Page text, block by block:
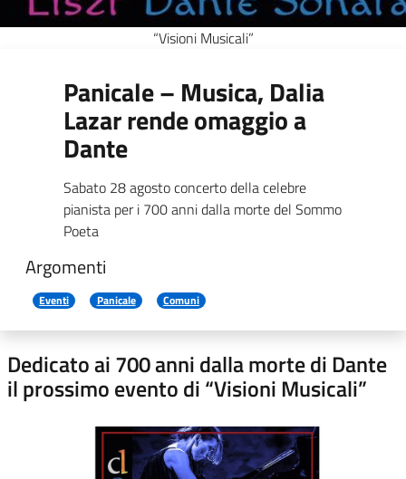
“Visioni Musicali”
Panicale – Musica, Dalia
Lazar rende omaggio a
Dante
Sabato 28 agosto concerto della celebre
pianista per i 700 anni dalla morte del Sommo
Poeta
Argomenti
Eventi Panicale Comuni
Dedicato ai 700 anni dalla morte di Dante
il prossimo evento di “Visioni Musicali”